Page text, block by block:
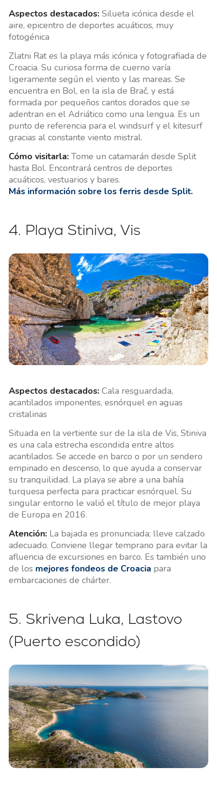
Aspectos destacados:Silueta icónica desde el
aire, epicentro de deportes acuáticos, muy
fotogénica
Zlatni Rat es la playa más icónica y fotografiada de
Croacia. Su curiosa forma de cuerno varía
ligeramente según el viento y las mareas. Se
encuentra en Bol, en la isla de Brač, y está
formada por pequeños cantos dorados que se
adentran en el Adriático como una lengua. Es un
punto de referencia para el windsurf y el kitesurf
gracias al constante viento mistral.
Cómo visitarla:Tome un catamarán desde Split
hasta Bol. Encontrará centros de deportes
acuáticos, vestuarios y bares.
Más información sobre los ferris desde Split.
4. Playa Stiniva, Vis
Aspectos destacados:Cala resguardada,
acantilados imponentes, esnórquel en aguas
cristalinas
Situada en la vertiente sur de la isla de Vis, Stiniva
es una cala estrecha escondida entre altos
acantilados. Se accede en barco o por un sendero
empinado en descenso, lo que ayuda a conservar
su tranquilidad. La playa se abre a una bahía
turquesa perfecta para practicar esnórquel. Su
singular entorno le valió el título de mejor playa
de Europa en 2016.
Atención:La bajada es pronunciada; lleve calzado
adecuado. Conviene llegar temprano para evitar la
afluencia de excursiones en barco. Es también uno
de los mejores fondeos de Croacia para
embarcaciones de chárter.
5. Skrivena Luka, Lastovo
(Puerto escondido)